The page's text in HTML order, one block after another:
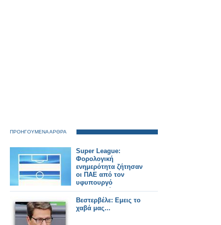
ΠΡΟΗΓΟΥΜΕΝΑ ΑΡΘΡΑ
Super League:
Φορολογική
ενημερότητα ζήτησαν
οι ΠΑΕ από τον
υφυπουργό
Οικονομικών
Βεστερβέλε: Εμεις το
χαβά μας...